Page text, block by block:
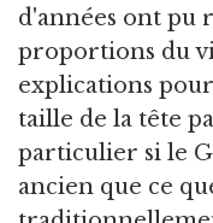
d'années ont pu
proportions du
explications
taille de la tête
particulier si le
ancien que ce